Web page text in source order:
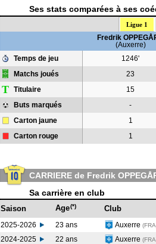
Ses stats comparées à ses
Ligue 1
Fredrik
(Auxerre)
Temps de jeu
1246'
Matchs joués 23
T Titulaire 15
Buts marqués -
Carton jaune 1
Carton rouge 1
CARRIERE de Fredrik
Sa carrière en club
Saison Age(*) Club
2025-2026 23 ans Auxerre
2024-2025
22 ans Auxerre (FRA